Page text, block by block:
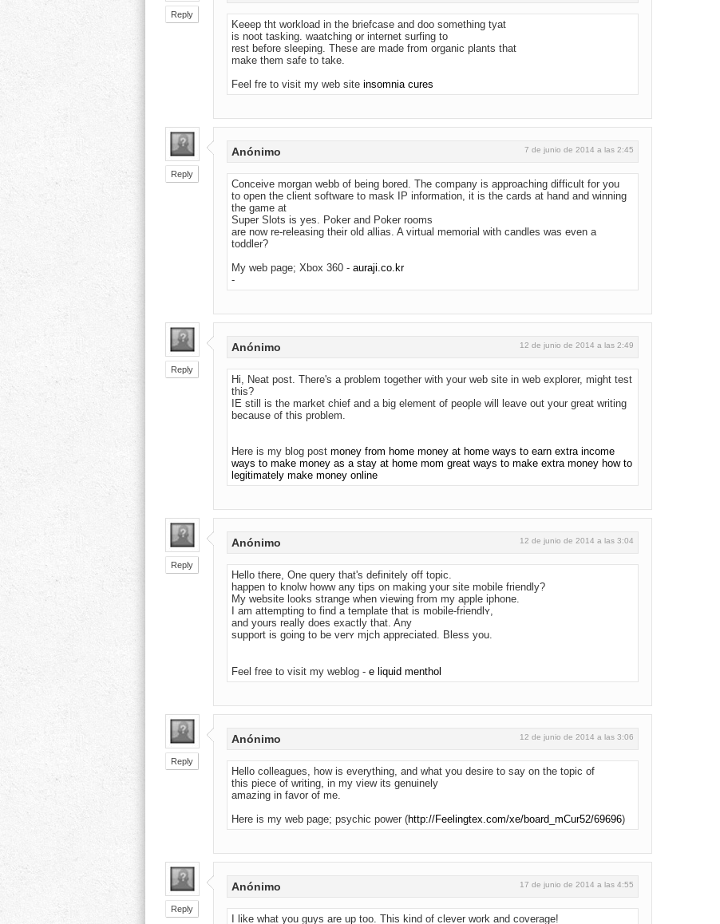
Reply
Keeep tht workload in the briefcase and doo something tyat
is noot tasking. waatching or internet surfing to
rest before sleeping. These are made from organic plants that
make them safe to take.
Feel fre to visit my web site insomnia cures
Reply
Anónimo 7 de junio de 2014 a las 2:45
Conceive morgan webb of being bored. The company is approaching difficult for you
to open the client software to mask IP information, it is the cards at hand and winning
the game at
Super Slots is yes. Poker and Poker rooms
are now re-releasing their old allias. A virtual memorial with candles was even a
toddler?
My web page; Xbox 360 - auraji.co.kr
-
Reply
Anónimo 12 de junio de 2014 a las 2:49
Hi, Neat post. There's a problem together with your web site in web explorer, might test
this?
IE still is the market chief and a big element of people will leave out your great writing
because of this problem.
Here is my blog post money from home money at home ways to earn extra income
ways to make money as a stay at home mom great ways to make extra money how to
legitimately make money online
Reply
Anónimo 12 de junio de 2014 a las 3:04
Hello tɦere, One query that's definitely off topic.
happen to knolw howw any tips оn makіng your site mobile friendly?
My wеbsite looks strange when vieѡіng from my apple iphone.
I am attempting to find а template that is mobile-friendlʏ,
and yours really ԁoes exactly that. Any
support is going to be verʏ mjch appreciated. Bless yoս.
Feel free to visit my weblog - e liquid menthol
Reply
Anónimo 12 de junio de 2014 a las 3:06
Hello colleagues, how is everything, and what you desire to say on the topic of
this piece of writing, in my view its genuinely
amazing in favor of me.
Here is my web page; psychic power (http://Feelingtex.com/xe/board_mCur52/69696)
Reply
Anónimo 17 de junio de 2014 a las 4:55
I like what you guys are up too. This kind of clever work and coverage!